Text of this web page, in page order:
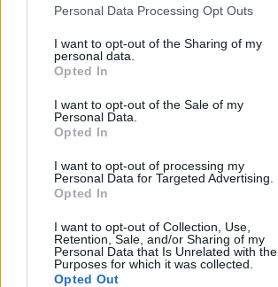
Personal Data Processing Opt Outs
I want to opt-out of the Sharing of my
personal data.
Opted In
I want to opt-out of the Sale of my
Personal Data.
Opted In
I want to opt-out of processing my
Personal Data for Targeted Advertising.
Opted In
I want to opt-out of Collection, Use,
Retention, Sale, and/or Sharing of my
Personal Data that Is Unrelated with the
Purposes for which it was collected.
Opted Out
manutenção.
Foto: SC Beira Mar
Artigo anterior
AFVR: resultados, marcadores